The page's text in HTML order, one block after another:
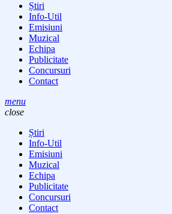
Știri
Info-Util
Emisiuni
Muzical
Echipa
Publicitate
Concursuri
Contact
menu
close
Știri
Info-Util
Emisiuni
Muzical
Echipa
Publicitate
Concursuri
Contact